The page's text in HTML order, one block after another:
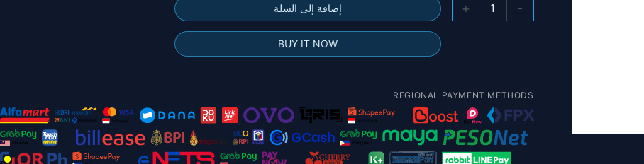
-
عدسة
Nano
وPhoenix2-
Nano
+ إضافة إلى السلة
BUY IT NOW
REGIONAL PAYMENT METHODS